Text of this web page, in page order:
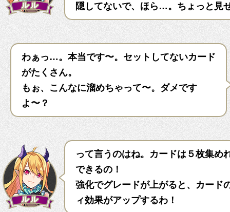
隠してないで、ほら…。ちょっと見
わぁっ…。本当です〜。セットしてないカード
がたくさん。
もぉ、こんなに溜めちゃって〜。ダメです
よ〜？
って言うのはね。カードは５枚集め
できるの！
強化でグレードが上がると、カード
ィ効果がアップするわ！